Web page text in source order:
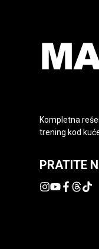
Kompletna
trening kod
PRATITE